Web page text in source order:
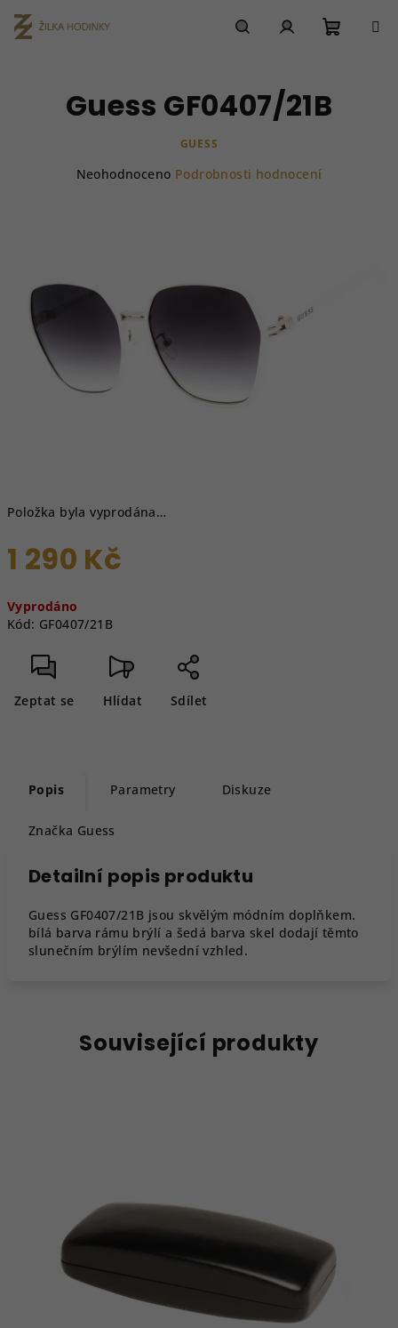
na
obsah
košík
Položka byla vyprodána…
1 290 Kč
cena:
Vyprodáno
Kód: GF0407/21B
Zeptat se Hlídat Sdílet
Guess GF0407/21B
GUESS
hvězdiček.
Neohodnoceno Podrobnosti hodnocení
Popis Parametry Diskuze
Značka Guess
Detailní popis produktu
Guess GF0407/21B jsou skvělým módním doplňkem.
bílá barva rámu brýlí a šedá barva skel dodají těmto
slunečním brýlím nevšední vzhled.
Související produkty